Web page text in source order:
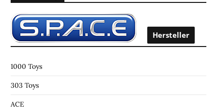
f
o
Hersteller
1000 Toys
303 Toys
ACE